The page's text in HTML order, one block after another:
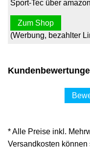
Sport-Tec über
Zum Shop
(Werbung, bezahlter
* Alle Preise inkl.
Versandkosten